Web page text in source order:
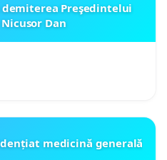
Preşedintelui
Dan
medicină generală